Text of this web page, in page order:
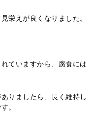
栄えが良くなりました。
ていますから、腐食には
りましたら、長く維持し
。